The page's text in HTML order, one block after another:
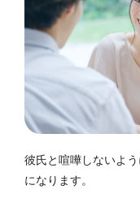
彼氏と喧嘩しないよ
になります。